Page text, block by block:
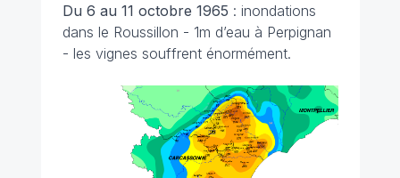
Du 6 au 11 octobre 1965 : inondations
dans le Roussillon - 1m d’eau à Perpignan
- les vignes souffrent énormément.